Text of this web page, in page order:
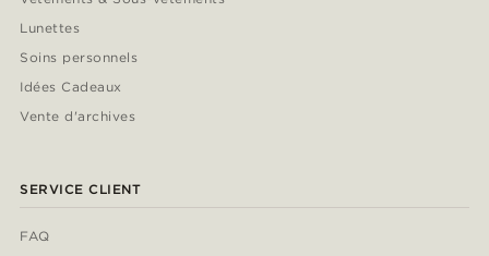
Lunettes
Soins personnels
Idées Cadeaux
Vente d'archives
SERVICE CLIENT
FAQ